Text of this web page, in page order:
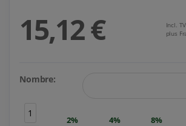
15,12 €
Incl.
plus
Nombre:
1
2% 4% 8%